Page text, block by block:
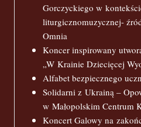
Gorczyckiego w
liturgicznomuzycznej-
Omnia
Koncer inspirowany
„W Krainie Dziecięcej
Alfabet bezpiecznego
Solidarni z Ukrainą –
w Małopolskim Centrum
Koncert Galowy na